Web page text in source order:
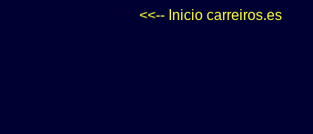
<<-- Inicio carreiros.es